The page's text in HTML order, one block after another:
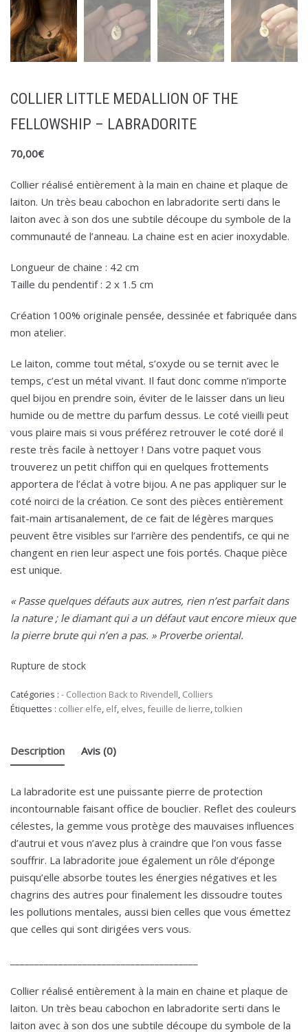
COLLIER LITTLE MEDALLION OF THE
FELLOWSHIP – LABRADORITE
70,00€
Collier réalisé entièrement à la main en chaine et plaque de
laiton. Un très beau cabochon en labradorite serti dans le
laiton avec à son dos une subtile découpe du symbole de la
communauté de l’anneau. La chaine est en acier inoxydable.
Longueur de chaine : 42 cm
Taille du pendentif : 2 x 1.5 cm
Création 100% originale pensée, dessinée et fabriquée dans
mon atelier.
Le laiton, comme tout métal, s’oxyde ou se ternit avec le
temps, c’est un métal vivant. Il faut donc comme n’importe
quel bijou en prendre soin, éviter de le laisser dans un lieu
humide ou de mettre du parfum dessus. Le coté vieilli peut
vous plaire mais si vous préférez retrouver le coté doré il
reste très facile à nettoyer ! Dans votre paquet vous
trouverez un petit chiffon qui en quelques frottements
apportera de l’éclat à votre bijou. A ne pas appliquer sur le
coté noirci de la création. Ce sont des pièces entièrement
fait-main artisanalement, de ce fait de légères marques
peuvent être visibles sur l’arrière des pendentifs, ce qui ne
changent en rien leur aspect une fois portés. Chaque pièce
est unique.
« Passe quelques défauts aux autres, rien n’est parfait dans
la nature ; le diamant qui a un défaut vaut encore mieux que
la pierre brute qui n’en a pas. » Proverbe oriental.
Rupture de stock
Catégories : - Collection Back to Rivendell, Colliers
Étiquettes : collier elfe, elf, elves,feuille de lierre,tolkien
Description Avis (0)
La labradorite est une puissante pierre de protection
incontournable faisant office de bouclier. Reflet des couleurs
célestes, la gemme vous protège des mauvaises influences
d’autrui et vous n’avez plus à craindre que l’on vous fasse
souffrir. La labradorite joue également un rôle d’éponge
puisqu’elle absorbe toutes les énergies négatives et les
chagrins des autres pour finalement les dissoudre toutes
les pollutions mentales, aussi bien celles que vous émettez
que celles qui sont dirigées vers vous.
Collier réalisé entièrement à la main en chaine et plaque de
laiton. Un très beau cabochon en labradorite serti dans le
laiton avec à son dos une subtile découpe du symbole de la